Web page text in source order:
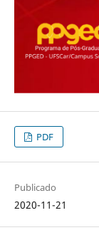
PDF
Publicado
2020-11-21